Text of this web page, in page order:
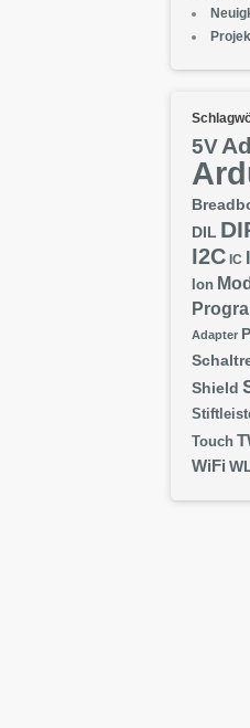
5V
DIL
I2C IC
Ion
Adapter
Shield
Touch
WiFi